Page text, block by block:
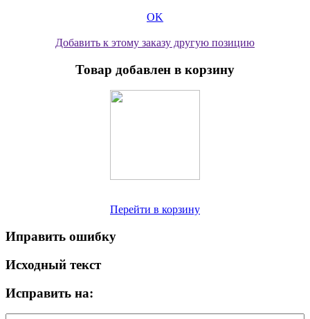
OK
Добавить к этому заказу другую позицию
Товар добавлен в корзину
Перейти в корзину
Иправить ошибку
Исходный текст
Исправить на: